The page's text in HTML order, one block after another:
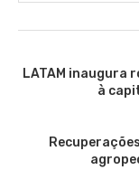
LATAM inaugura
à